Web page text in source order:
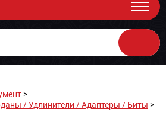
>
/ Удлинители / Адаптеры / Биты >